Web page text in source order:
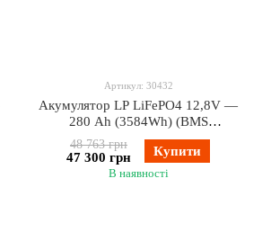
Артикул: 30432
Акумулятор LP LiFePO4 12,8V —
280 Ah (3584Wh) (BMS
200A/200А) метал LCD Smart BT
48 763 грн
47 300 грн Купити
В наявності